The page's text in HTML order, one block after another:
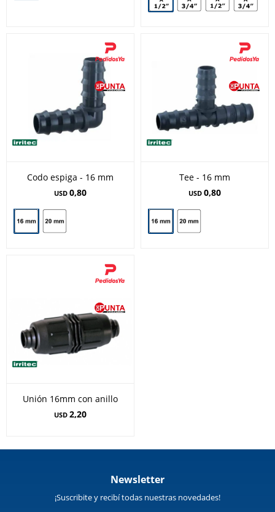
Codo espiga - 16 mm
USD 0,80
Tee - 16 mm
USD 0,80
Unión 16mm con anillo
USD 2,20
Newsletter
¡Suscribite y recibí todas nuestras novedades!